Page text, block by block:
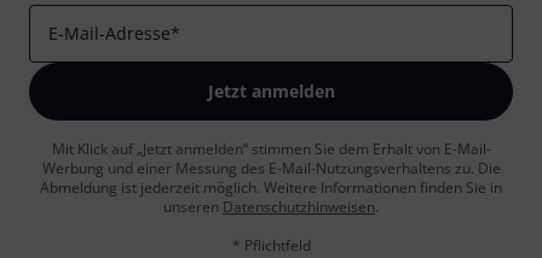
E-Mail-Adresse*
Jetzt anmelden
Mit Klick auf „Jetzt anmelden“ stimmen Sie dem Erhalt von E-Mail-
Werbung und einer Messung des E-Mail-Nutzungsverhaltens zu. Die
Abmeldung ist jederzeit möglich. Weitere Informationen finden Sie in
unseren Datenschutzhinweisen.
* Pflichtfeld